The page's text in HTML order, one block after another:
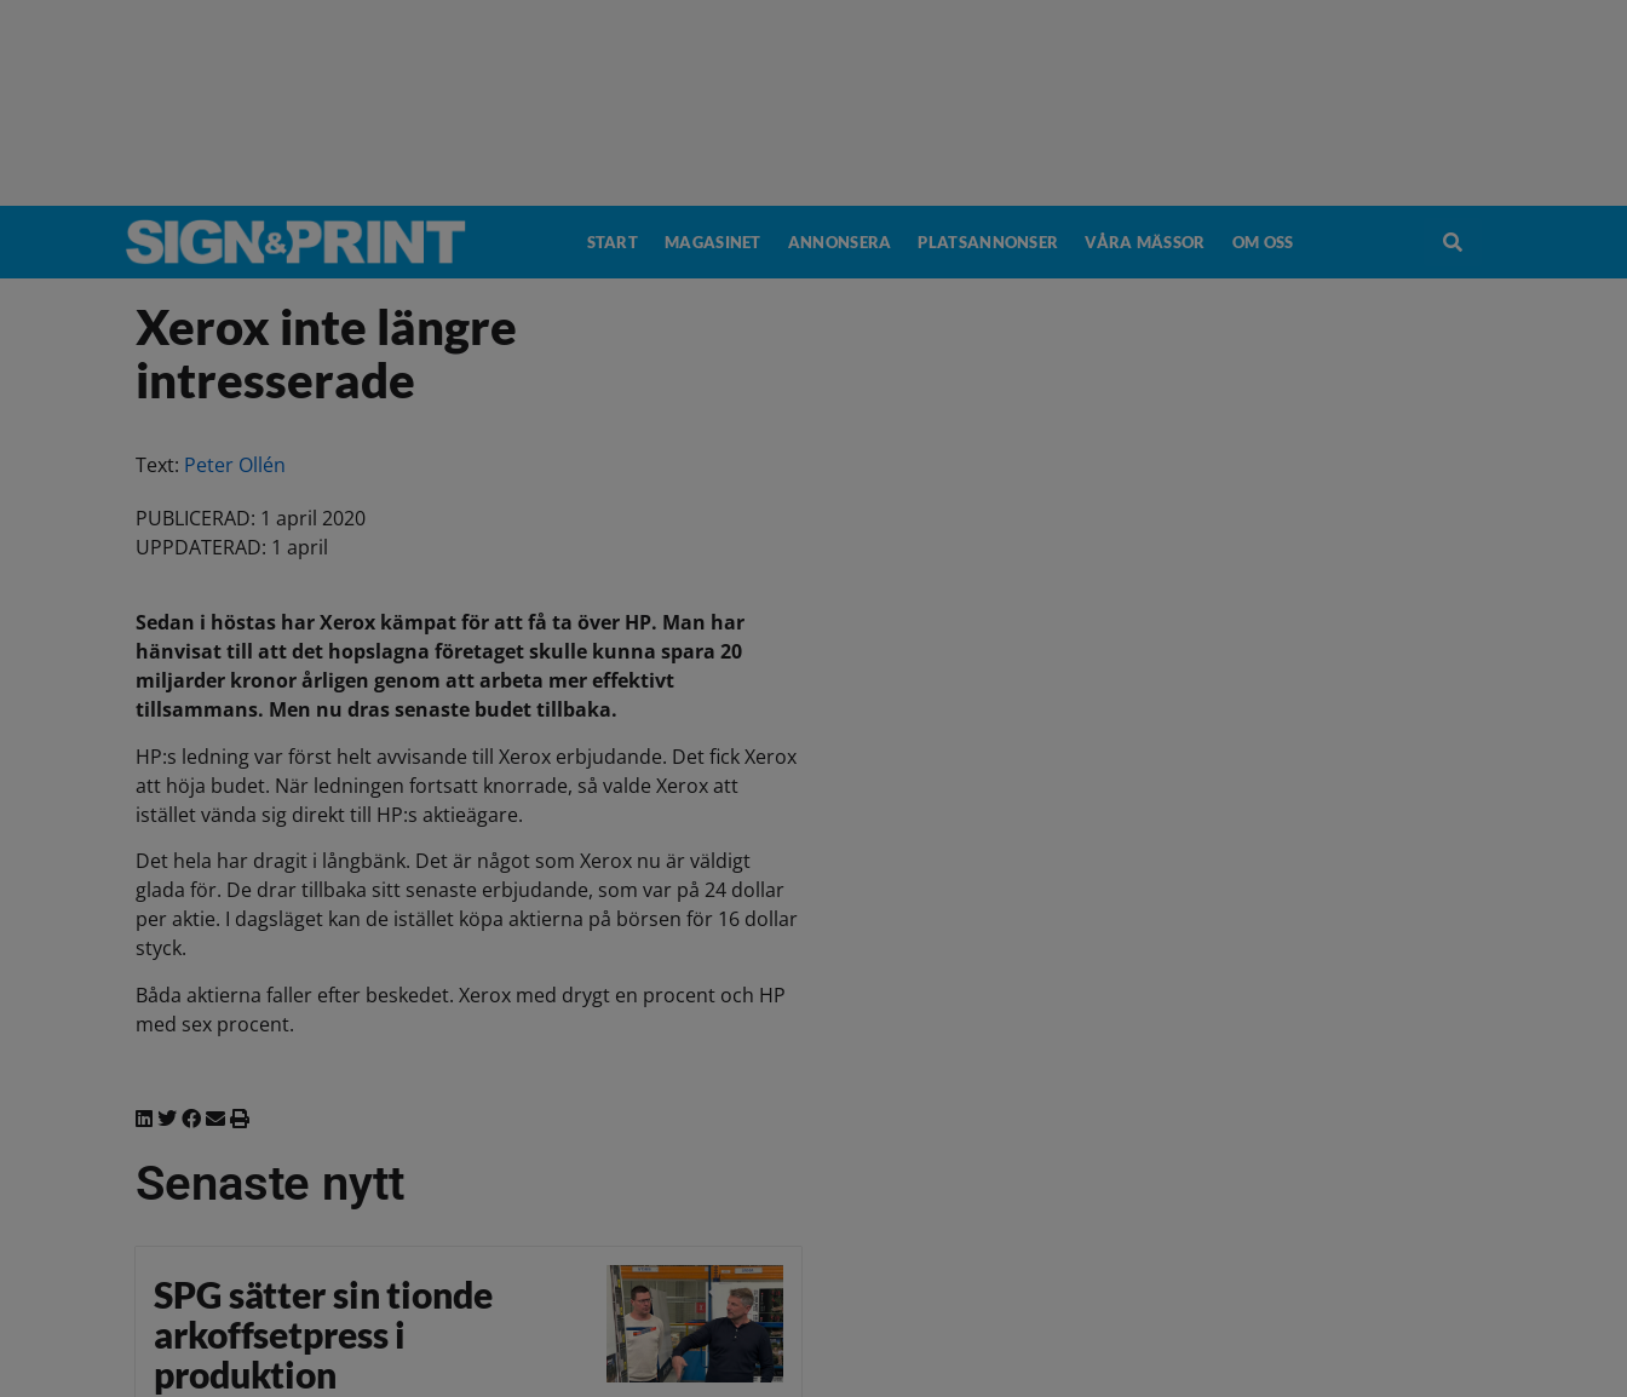
START MAGASINET ANNONSERA PLATSANNONSER VÅRA MÄSSOR OM OSS
Xerox inte längre
intresserade
Text: Peter Ollén
PUBLICERAD: 1 april 2020
UPPDATERAD: 1 april
Sedan i höstas har Xerox kämpat för att få ta över HP. Man har
hänvisat till att det hopslagna företaget skulle kunna spara 20
miljarder kronor årligen genom att arbeta mer effektivt
tillsammans. Men nu dras senaste budet tillbaka.
HP:s ledning var först helt avvisande till Xerox erbjudande. Det fick Xerox
att höja budet. När ledningen fortsatt knorrade, så valde Xerox att
istället vända sig direkt till HP:s aktieägare.
Det hela har dragit i långbänk. Det är något som Xerox nu är väldigt
glada för. De drar tillbaka sitt senaste erbjudande, som var på 24 dollar
per aktie. I dagsläget kan de istället köpa aktierna på börsen för 16 dollar
styck.
Båda aktierna faller efter beskedet. Xerox med drygt en procent och HP
med sex procent.
Senaste nytt
SPG sätter sin tionde
arkoffsetpress i
produktion